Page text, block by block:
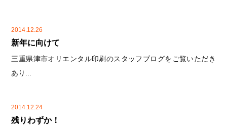
2014.12.26
新年に向けて
三重県津市オリエンタル印刷のスタッフブログをご覧いただき
あり...
2014.12.24
残りわずか！